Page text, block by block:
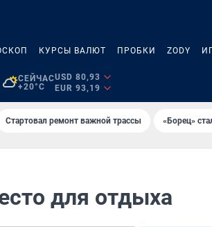
КУРСЫ ВАЛЮТ ПРОБКИ ZODY
СЕЙЧАС
+20°C
USD 80,93
EUR 93,19
Стартовал ремонт важной трассы «Борец»
для отдыха